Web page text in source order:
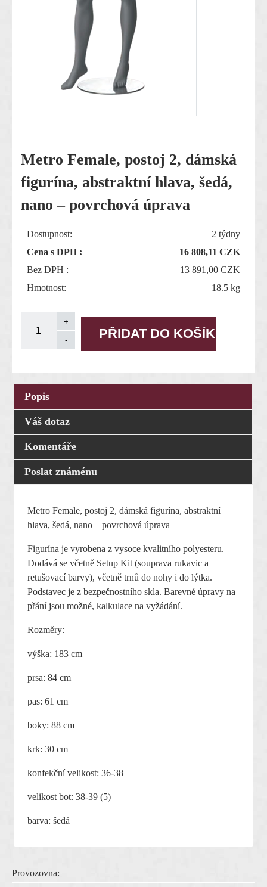
Metro Female, postoj 2, dámská
figurína, abstraktní hlava, šedá,
nano – povrchová úprava
Dostupnost:
2 týdny
Cena s DPH :
16 808,11 CZK
Bez DPH :
13 891,00 CZK
Hmotnost:
18.5 kg
Popis
Váš dotaz
Komentáře
Poslat známénu
Metro Female, postoj 2, dámská figurína, abstraktní
hlava, šedá, nano – povrchová úprava
Figurína je vyrobena z vysoce kvalitního polyesteru.
Dodává se včetně Setup Kit (souprava rukavic a
retušovací barvy), včetně trnů do nohy i do lýtka.
Podstavec je z bezpečnostního skla. Barevné úpravy na
přání jsou možné, kalkulace na vyžádání.
Rozměry:
výška: 183 cm
prsa: 84 cm
pas: 61 cm
boky: 88 cm
krk: 30 cm
konfekční velikost: 36-38
velikost bot: 38-39 (5)
barva: šedá
Provozovna: